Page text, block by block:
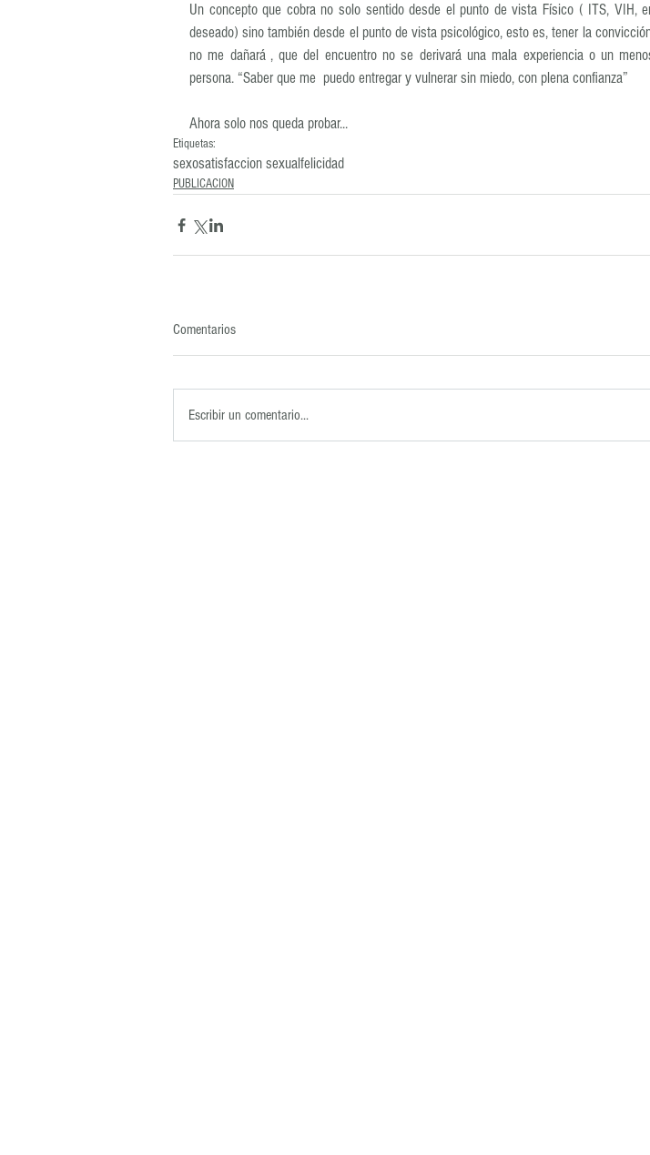
Un concepto que cobra no solo sentido desde el punto de vista Físico ( ITS, VIH,
deseado) sino también desde el punto de vista psicológico, esto es, tener la
no me dañará , que del encuentro no se derivará una mala experiencia o un
persona. “Saber que me  puedo entregar y vulnerar sin miedo, con plena confianza”
Ahora solo nos queda probar...
Etiquetas:
sexosatisfaccion sexualfelicidad
PUBLICACION
Comentarios
Escribir un comentario...